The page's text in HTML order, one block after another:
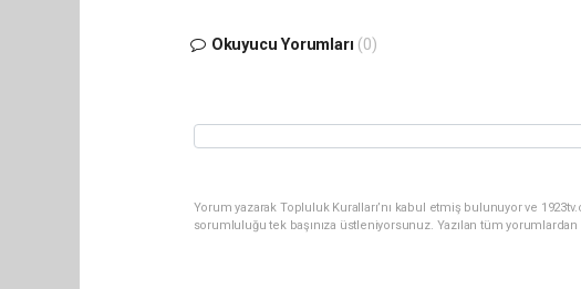
Okuyucu Yorumları (0)
Yorum yazarak Topluluk Kuralları’nı kabul etmiş bulunuyor ve
sorumluluğu tek başınıza üstleniyorsunuz. Yazılan tüm